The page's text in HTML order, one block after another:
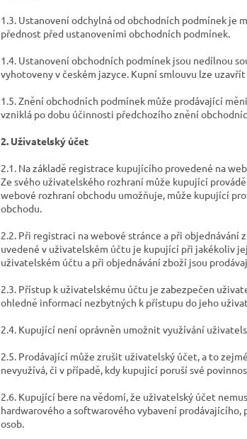
1.3. Ustanovení odchylná od obchodních podmínek je
přednost před ustanoveními obchodních podmínek.
1.4. Ustanovení obchodních podmínek jsou nedílnou
vyhotoveny v českém jazyce. Kupní smlouvu lze
1.5. Znění obchodních podmínek může prodávající
vzniklá po dobu účinnosti předchozího znění
2. Uživatelský účet
2.1. Na základě registrace kupujícího provedené na
Ze svého uživatelského rozhraní může kupující
webové rozhraní obchodu umožňuje, může kupující
obchodu.
2.2. Při registraci na webové stránce a při objednávání
uvedené v uživatelském účtu je kupující při jakékoliv
uživatelském účtu a při objednávání zboží jsou
2.3. Přístup k uživatelskému účtu je zabezpečen
ohledně informací nezbytných k přístupu do jeho
2.4. Kupující není oprávněn umožnit využívání
2.5. Prodávající může zrušit uživatelský účet, a to
nevyužívá, či v případě, kdy kupující poruší své
2.6. Kupující bere na vědomí, že uživatelský účet
hardwarového a softwarového vybavení
osob.